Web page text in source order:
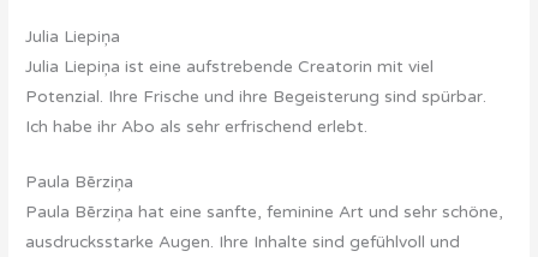
Julia Liepiņa
Julia Liepiņa ist eine aufstrebende Creatorin mit viel
Potenzial. Ihre Frische und ihre Begeisterung sind spürbar.
Ich habe ihr Abo als sehr erfrischend erlebt.
Paula Bērziņa
Paula Bērziņa hat eine sanfte, feminine Art und sehr schöne,
ausdrucksstarke Augen. Ihre Inhalte sind gefühlvoll und